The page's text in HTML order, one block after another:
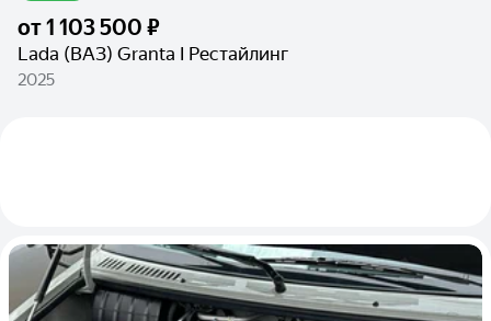
от1 103 500 ₽
Lada (ВАЗ) Granta I Рестайлинг
2025